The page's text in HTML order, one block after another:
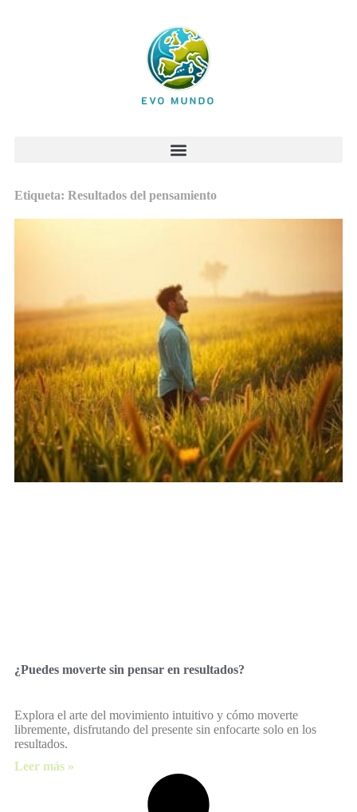
Etiqueta: Resultados del pensamiento
¿Puedes moverte sin pensar en resultados?
Explora el arte del movimiento intuitivo y cómo moverte
libremente, disfrutando del presente sin enfocarte solo en los
resultados.
Leer más »